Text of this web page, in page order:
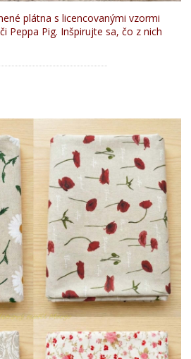
plátna s licencovanými vzormi
Peppa Pig. Inšpirujte sa, čo z nich